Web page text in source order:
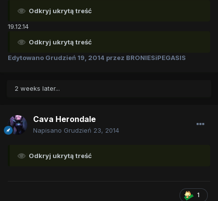
Odkryj ukrytą treść
19.12.14
Odkryj ukrytą treść
Edytowano Grudzień 19, 2014 przez BRONIESiPEGASIS
2 weeks later...
Cava Herondale
Napisano Grudzień 23, 2014
Odkryj ukrytą treść
1